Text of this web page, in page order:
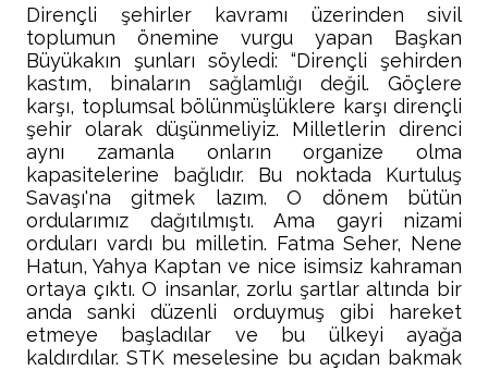
Dirençli şehirler kavramı üzerinden sivil
toplumun önemine vurgu yapan Başkan
Büyükakın şunları söyledi: “Dirençli şehirden
kastım, binaların sağlamlığı değil. Göçlere
karşı, toplumsal bölünmüşlüklere karşı dirençli
şehir olarak düşünmeliyiz. Milletlerin direnci
aynı zamanla onların organize olma
kapasitelerine bağlıdır. Bu noktada Kurtuluş
Savaşı'na gitmek lazım. O dönem bütün
ordularımız dağıtılmıştı. Ama gayri nizami
orduları vardı bu milletin. Fatma Seher, Nene
Hatun, Yahya Kaptan ve nice isimsiz kahraman
ortaya çıktı. O insanlar, zorlu şartlar altında bir
anda sanki düzenli orduymuş gibi hareket
etmeye başladılar ve bu ülkeyi ayağa
kaldırdılar. STK meselesine bu açıdan bakmak